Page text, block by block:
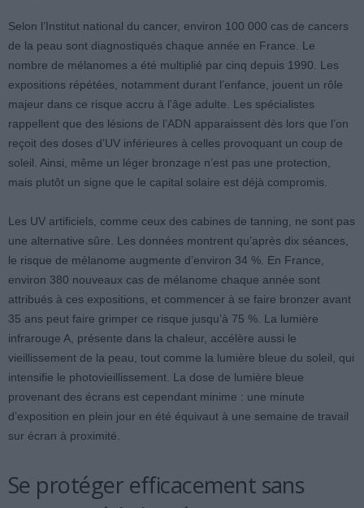
Selon l’Institut national du cancer, environ 100 000 cas de cancers
de la peau sont diagnostiqués chaque année en France. Le
nombre de mélanomes a été multiplié par cinq depuis 1990. Les
expositions répétées, notamment durant l’enfance, jouent un rôle
majeur dans ce risque accru à l’âge adulte. Les spécialistes
rappellent que des lésions de l’ADN apparaissent dès lors que l’on
reçoit des doses d’UV inférieures à celles provoquant un coup de
soleil. Ainsi, même un léger bronzage n’est pas une protection,
mais plutôt un signe que le capital solaire est déjà compromis.
Les UV artificiels, comme ceux des cabines de tanning, ne sont pas
une alternative sûre. Les données montrent qu’après dix séances,
le risque de mélanome augmente d’environ 34 %. En France,
environ 380 nouveaux cas de mélanome chaque année sont
attribués à ces expositions, et commencer à se faire bronzer avant
35 ans peut faire grimper ce risque jusqu’à 75 %. La lumière
infrarouge A, présente dans la chaleur, accélère aussi le
vieillissement de la peau, tout comme la lumière bleue du soleil, qui
intensifie le photovieillissement. La dose de lumière bleue
provenant des écrans est cependant minime : une minute
d’exposition en plein jour en été équivaut à une semaine de travail
sur écran à proximité.
Se protéger efficacement sans